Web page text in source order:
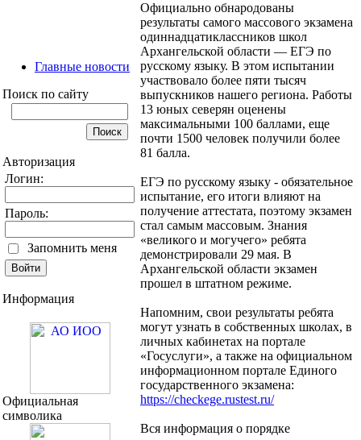
Главные новости
Поиск по сайту
Авторизация
Логин:
Пароль:
Запомнить меня
Информация
Официальная
символика
Официально обнародованы
результаты самого массового экзамена
одиннадцатиклассников школ
Архангельской области — ЕГЭ по
русскому языку. В этом испытании
участвовало более пяти тысяч
выпускников нашего региона. Работы
13 юных северян оценены
максимальными 100 баллами, еще
почти 1500 человек получили более
81 балла.
ЕГЭ по русскому языку - обязательное
испытание, его итоги влияют на
получение аттестата, поэтому экзамен
стал самым массовым. Знания
«великого и могучего» ребята
демонстрировали 29 мая. В
Архангельской области экзамен
прошел в штатном режиме.
Напомним, свои результаты ребята
могут узнать в собственных школах, в
личных кабинетах на портале
«Госуслуги», а также на официальном
информационном портале Единого
государственного экзамена:
https://checkege.rustest.ru/
Вся информация о порядке